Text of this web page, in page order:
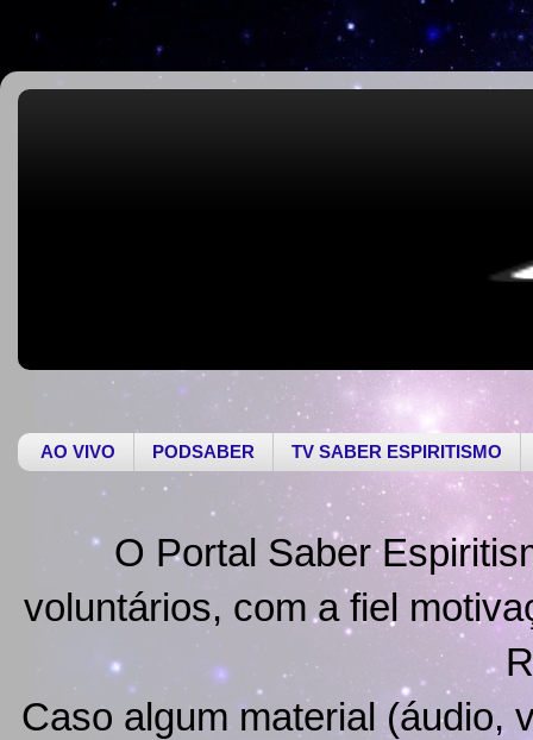
AO VIVO PODSABER TV SABER ESPIRITISMO
O Portal Saber
voluntários, com a fiel
Caso algum material (áudio,